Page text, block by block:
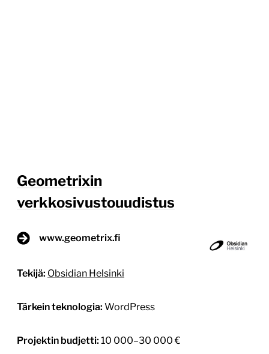
Geometrixin
verkkosivustouudistus
www.geometrix.fi
Tekijä: Obsidian Helsinki
Tärkein teknologia: WordPress
Projektin budjetti: 10 000–30 000 €